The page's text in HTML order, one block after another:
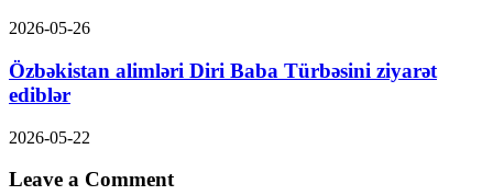
2026-05-26
Özbəkistan alimləri Diri Baba Türbəsini ziyarət
ediblər
2026-05-22
Leave a Comment